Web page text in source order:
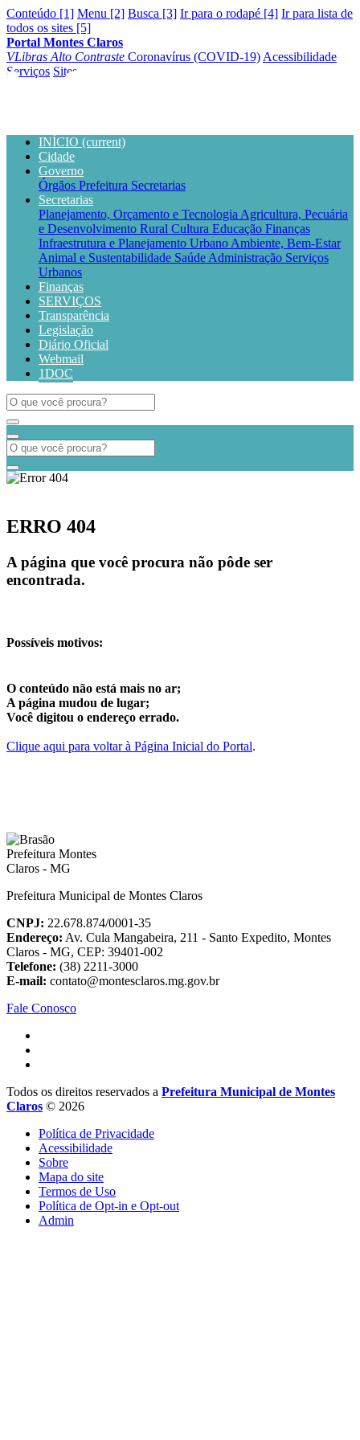
Conteúdo [1] Menu [2] Busca [3] Ir para o rodapé [4] Ir para lista de
todos os sites [5]
Portal Montes Claros
VLibras Alto Contraste Coronavírus (COVID-19) Acessibilidade
Serviços Sites
INÍCIO (current)
Cidade
Governo
Órgãos Prefeitura Secretarias
Secretarias
Planejamento, Orçamento e Tecnologia Agricultura, Pecuária
e Desenvolvimento Rural Cultura Educação Finanças
Infraestrutura e Planejamento Urbano Ambiente, Bem-Estar
Animal e Sustentabilidade Saúde Administração Serviços
Urbanos
Finanças
SERVIÇOS
Transparência
Legislação
Diário Oficial
Webmail
1DOC
ERRO 404
A página que você procura não pôde ser
encontrada.
Possíveis motivos:
O conteúdo não está mais no ar;
A página mudou de lugar;
Você digitou o endereço errado.
Clique aqui para voltar à Página Inicial do Portal.
Prefeitura Municipal de Montes Claros
CNPJ: 22.678.874/0001-35
Endereço: Av. Cula Mangabeira, 211 - Santo Expedito, Montes
Claros - MG, CEP: 39401-002
Telefone: (38) 2211-3000
E-mail: contato@montesclaros.mg.gov.br
Fale Conosco
Todos os direitos reservados a Prefeitura Municipal de Montes
Claros © 2026
Política de Privacidade
Acessibilidade
Sobre
Mapa do site
Termos de Uso
Política de Opt-in e Opt-out
Admin